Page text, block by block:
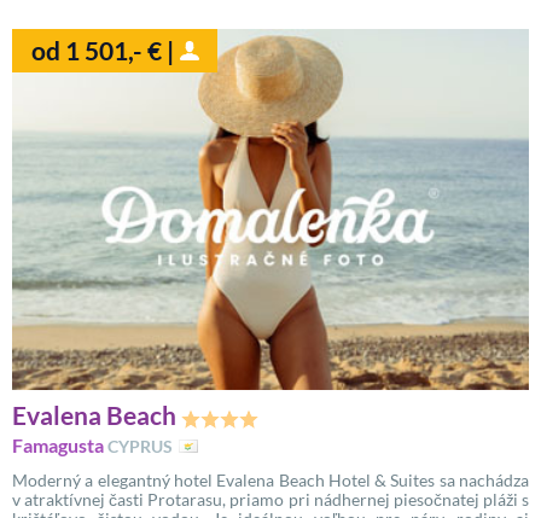
od 1 501,- € |
Evalena Beach
FamagustaCYPRUS
Moderný a elegantný hotel Evalena Beach Hotel & Suites sa nachádza
v atraktívnej časti Protarasu, priamo pri nádhernej piesočnatej pláži s